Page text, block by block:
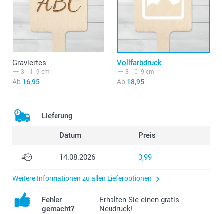
Graviertes
3 9 cm
Ab 16,95
Vollfarbdruck
3 9 cm
Ab 18,95
Lieferung
Datum Preis
14.08.2026 3,99
Weitere Informationen zu allen Lieferoptionen
Fehler
gemacht?
Erhalten Sie einen gratis
Neudruck!